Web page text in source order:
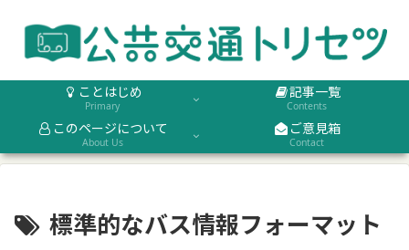
ことはじめ
Primary
記事一覧
Contents
このページについて
About Us
ご意見箱
Contact
標準的なバス情報フォーマット